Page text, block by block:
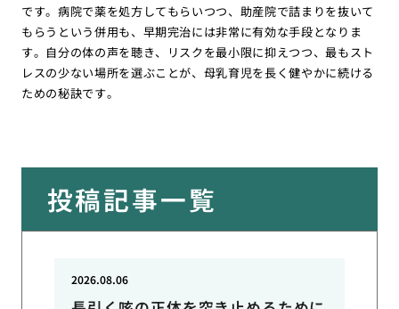
です。病院で薬を処方してもらいつつ、助産院で詰まりを抜いて
もらうという併用も、早期完治には非常に有効な手段となりま
す。自分の体の声を聴き、リスクを最小限に抑えつつ、最もスト
レスの少ない場所を選ぶことが、母乳育児を長く健やかに続ける
ための秘訣です。
投稿記事一覧
2026.08.06